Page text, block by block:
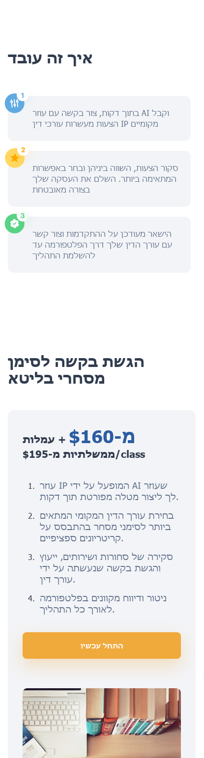
איך זה עובד
בתוך דקות, צור בקשה עם עוזר AI וקבל
הצעות מעשרות עורכי דין IP מקומיים
סקור הצעות, השווה ביניהן ובחר באפשרות
המתאימה ביותר. השלם את העסקה שלך
בצורה מאובטחת
הישאר מעודכן על ההתקדמות וצור קשר
עם עורך הדין שלך דרך הפלטפורמה עד
להשלמת התהליך
הגשת בקשה לסימן
מסחרי בליטא
מ-$160
+ עמלות
ממשלתיות מ-$195/class
עוזר IP המופעל על ידי AI שעוזר
לך ליצור מטלה מפורטת תוך דקות.
בחירת עורך הדין המקומי המתאים
ביותר לסימני מסחר בהתבסס על
קריטריונים ספציפיים.
סקירה של סחורות ושירותים, ייעוץ
והגשת בקשה שנעשתה על ידי
עורך דין.
ניטור ודיווח מקוונים בפלטפורמה
לאורך כל התהליך.
התחל עכשיו